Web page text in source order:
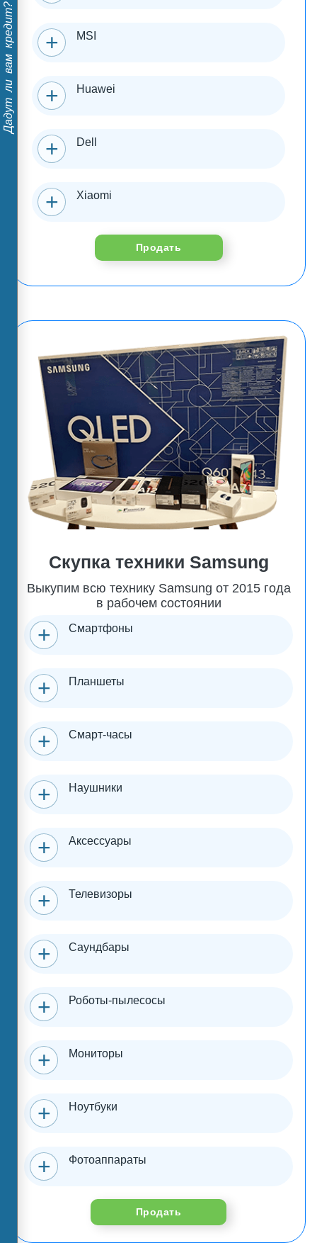
Дадут ли вам кредит? MSI
Huawei
Dell
Xiaomi
Продать
Скупка техники Samsung
Выкупим всю технику Samsung от 2015 года
в рабочем состоянии
Смартфоны
Планшеты
Смарт-часы
Наушники
Аксессуары
Телевизоры
Саундбары
Роботы-пылесосы
Мониторы
Ноутбуки
Фотоаппараты
Продать